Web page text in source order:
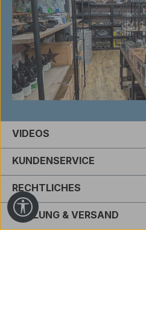
VIDEOS
KUNDENSERVICE
RECHTLICHES
ZAHLUNG & VERSAND
Werkzeugleiste anzeigen